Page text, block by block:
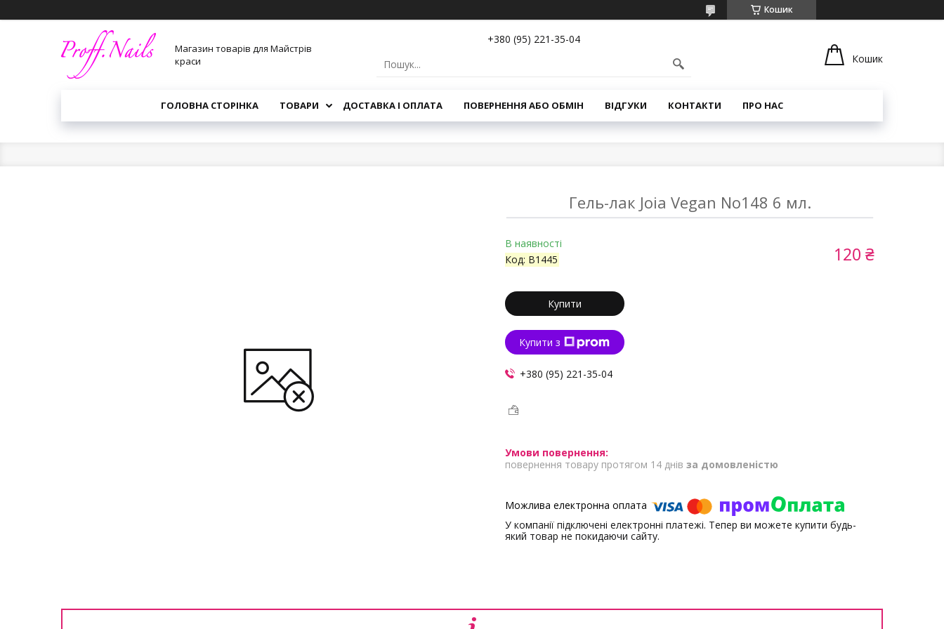
Кошик
Магазин товарів для Майстрів
краси
+380 (95) 221-35-04
Кошик
ГОЛОВНА СТОРІНКА ТОВАРИ ДОСТАВКА І ОПЛАТА ПОВЕРНЕННЯ АБО ОБМІН ВІДГУКИ КОНТАКТИ ПРО НАС
Гель-лак Joia Vegan No148 6 мл.
В наявності
Код: B1445 120 ₴
Купити
Купити з
+380 (95) 221-35-04
повернення товару протягом 14 днів за домовленістю
У компанії підключені електронні платежі. Тепер ви можете купити будь-
який товар не покидаючи сайту.